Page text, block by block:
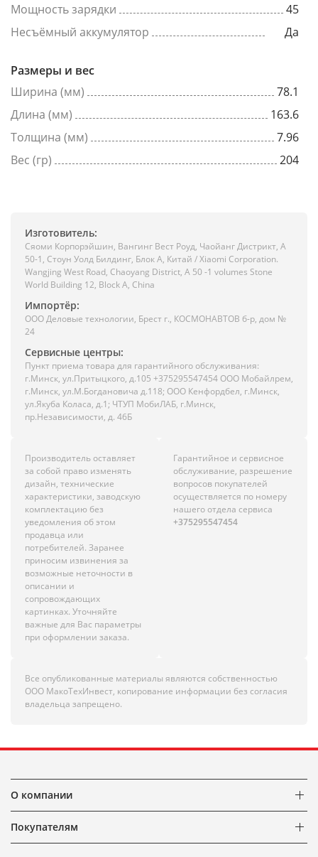
Мощность зарядки
45
Несъёмный аккумулятор
Да
Размеры и вес
Ширина (мм)
78.1
Длина (мм)
163.6
Толщина (мм)
7.96
Вес (гр)
204
Изготовитель:
Сяоми Корпорэйшин, Вангинг Вест Роуд, Чаойанг Дистрикт, А
50-1, Стоун Уолд Билдинг, Блок А, Китай / Xiaomi Corporation.
Wangjing West Road, Chaoyang District, A 50 -1 volumes Stone
World Building 12, Block A, China
Импортёр:
ООО Деловые технологии, Брест г., КОСМОНАВТОВ б-р, дом №
24
Сервисные центры:
Пункт приема товара для гарантийного обслуживания:
г.Минск, ул.Притыцкого, д.105 +375295547454 ООО Мобайлрем,
г.Минск, ул.М.Богдановича д.118; ООО Кенфордбел, г.Минск,
ул.Якуба Коласа, д.1; ЧТУП МобиЛАБ, г.Минск,
пр.Независимости, д. 46Б
Производитель оставляет
за собой право изменять
дизайн, технические
характеристики, заводскую
комплектацию без
уведомления об этом
продавца или
потребителей. Заранее
приносим извинения за
возможные неточности в
описании и
сопровождающих
картинках. Уточняйте
важные для Вас параметры
при оформлении заказа.
Гарантийное и сервисное
обслуживание, разрешение
вопросов покупателей
осуществляется по номеру
нашего отдела сервиса
+375295547454
Все опубликованные материалы являются собственностью
ООО МакоТехИнвест, копирование информации без согласия
владельца запрещено.
О компании
Покупателям